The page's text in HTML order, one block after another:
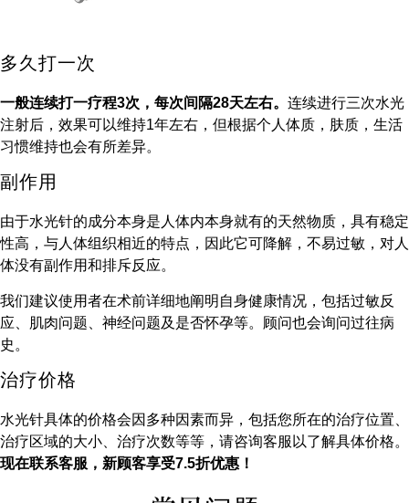
多久打一次
一般连续打一疗程3次，每次间隔28天左右。 连续进行三次水光
注射后，效果可以维持1年左右，但根据个人体质，肤质，生活
习惯维持也会有所差异。
副作用
由于水光针的成分本身是人体内本身就有的天然物质，具有稳定
性高，与人体组织相近的特点，因此它可降解，不易过敏，对人
体没有副作用和排斥反应。
我们建议使用者在术前详细地阐明自身健康情况，包括过敏反
应、肌肉问题、神经问题及是否怀孕等。顾问也会询问过往病
史。
治疗价格
水光针具体的价格会因多种因素而异，包括您所在的治疗位置、
治疗区域的大小、治疗次数等等，请咨询客服以了解具体价格。
现在联系客服，新顾客享受7.5折优惠！